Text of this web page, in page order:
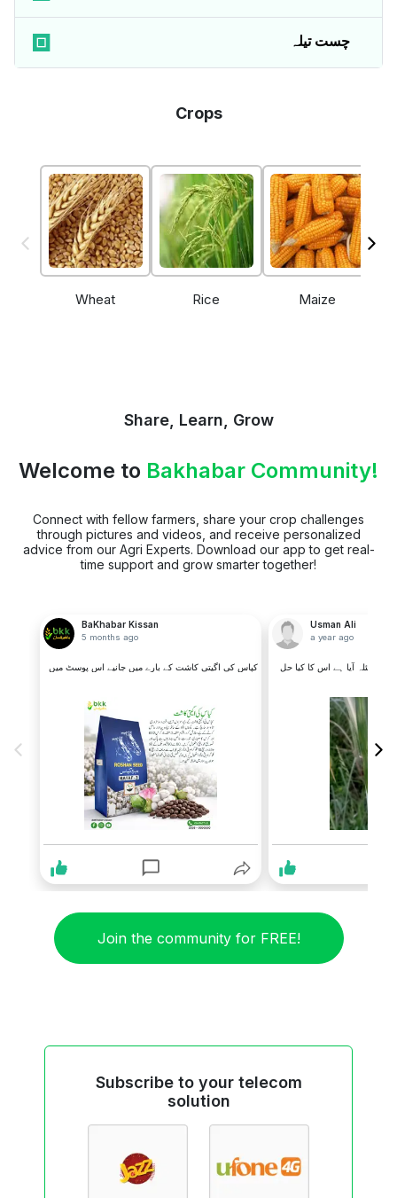
Crops
Wheat Rice Maize
چست تیلہ
Share, Learn, Grow
Welcome to Bakhabar Community!
Connect with fellow farmers, share your crop challenges
through pictures and videos, and receive personalized
advice from our Agri Experts. Download our app to get real-
time support and grow smarter together!
BaKhabar Kissan
5 months ago
کپاس کی اگیتی کاشت کے بارے میں جانیے اس پوسٹ میں
Usman Ali
a year ago
یہ مسئلہ آیا ہے اس کا کیا حل
Join the community for FREE!
Subscribe to your telecom
solution